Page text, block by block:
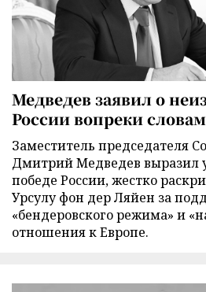
Медведев заявил о
России вопреки
Заместитель председателя
Дмитрий Медведев выразил
победе России, жестко
Урсулу фон дер Ляйен за
«бендеровского режима» и
отношения к Европе.